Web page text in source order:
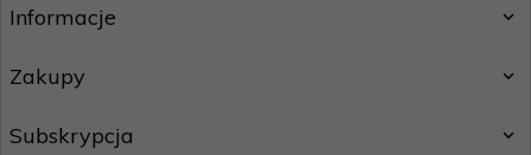
Informacje
Zakupy
Subskrypcja